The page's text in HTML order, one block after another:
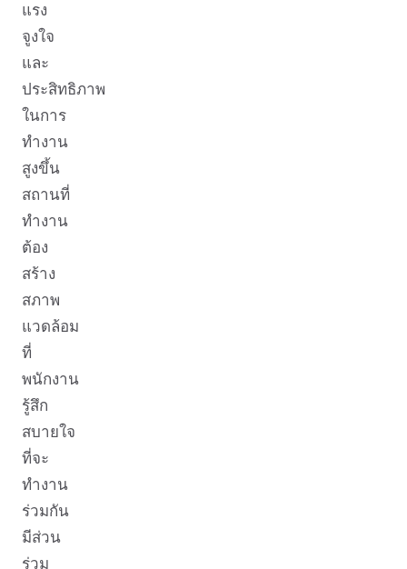
แรง
จูงใจ
และ
ประสิทธิภาพ
ในการ
ทำงาน
สูงขึ้น
สถานที่
ทำงาน
ต้อง
สร้าง
สภาพ
แวดล้อม
ที่
พนักงาน
รู้สึก
สบายใจ
ที่จะ
ทำงาน
ร่วมกัน
มีส่วน
ร่วม